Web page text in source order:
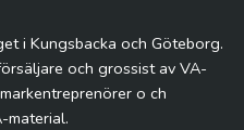
i Kungsbacka och Göteborg.
och grossist av VA-
o ch
material.